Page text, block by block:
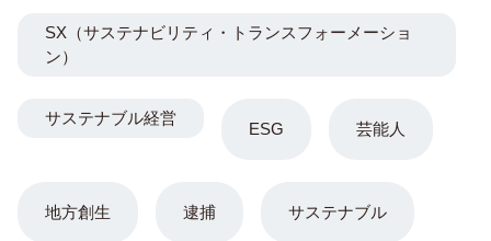
ESG 芸能人
地方創生 逮捕 サステナブル
SX（サステナビリティ・トランスフォーメーショ
ン）
サステナブル経営